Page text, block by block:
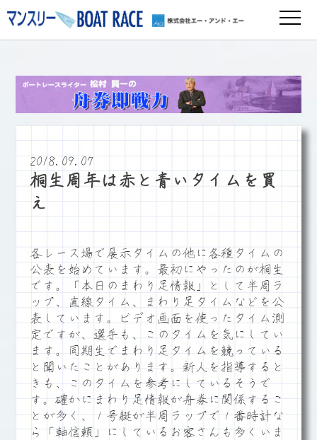
2018.09.07
桐生周年は赤と青いタイムを買
え
各レース場で展示タイムの他に各種タイムの
公表を始めています。最初にやったのが桐生
です。「本日のまわり足情報」として半周ラ
ップ、直線タイム、まわり足タイムなどを公
表しています。ビデオ画面を使ったタイム測
定ですが、選手も、このタイムを気にしてい
ます。同期生でまわり足タイムを競っている
と聞いたことがあります。新人を指導すると
きも、このタイムを参考にしているそうで
す。確かにまわり足情報が舟券に関係するこ
とが多く、１号艇が半周ラップで１番時計な
ら「軸信頼」にしているお客さんも多くいま